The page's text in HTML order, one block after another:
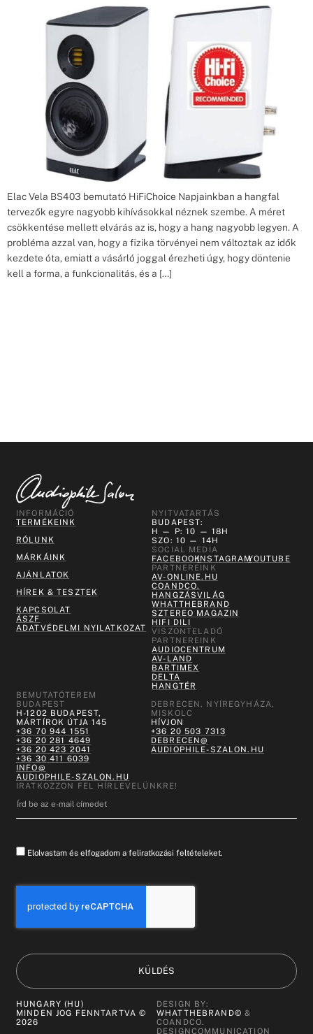
Elac Vela BS403 bemutató HiFiChoice Napjainkban a hangfal
tervezők egyre nagyobb kihívásokkal néznek szembe. A méret
csökkentése mellett elvárás az is, hogy a hang nagyobb legyen. A
probléma azzal van, hogy a fizika törvényei nem változtak az idők
kezdete óta, emiatt a vásárló joggal érezheti úgy, hogy döntenie
kell a forma, a funkcionalitás, és a […]
INFORMÁCIÓ
TERMÉKEINK
RÓLUNK
MÁRKÁINK
AJÁNLATOK
HÍREK & TESZTEK
KAPCSOLAT
ÁSZF
ADATVÉDELMI NYILATKOZAT
NYITVATARTÁS
BUDAPEST:
H — P: 10 — 18H
SZO: 10 — 14H
SOCIAL MEDIA
FACEBOOKINSTAGRAMYOUTUBE
PARTNEREINK
AV-ONLINE.HU
COANDCO.
HANGZÁSVILÁG
WHATTHEBRAND
SZTEREO MAGAZIN
HIFI DILI
VISZONTELADÓ
PARTNEREINK
AUDIOCENTRUM
AV-LAND
BARTIMEX
DELTA
HANGTÉR
BEMUTATÓTEREM
BUDAPEST
H-1202 BUDAPEST,
MÁRTÍROK ÚTJA 145
+36 70 944 1551
+36 20 281 4649
+36 20 423 2041
+36 30 411 6039
INFO@
AUDIOPHILE-SZALON.HU
DEBRECEN, NYÍREGYHÁZA,
MISKOLC
HÍVJON
+36 20 503 7313
DEBRECEN@
AUDIOPHILE-SZALON.HU
IRATKOZZON FEL HÍRLEVELÜNKRE!
Elolvastam és elfogadom a feliratkozási feltételeket.
KÜLDÉS
HUNGARY (HU)
MINDEN JOG FENNTARTVA ©
2026
DESIGN BY:
WHATTHEBRAND© &
COANDCO.
DESIGNCOMMUNICATION